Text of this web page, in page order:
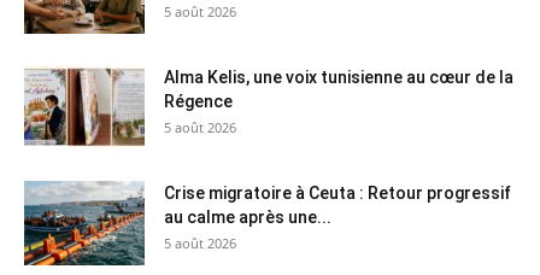
5 août 2026
Alma Kelis, une voix tunisienne au cœur de la
Régence
5 août 2026
Crise migratoire à Ceuta : Retour progressif
au calme après une...
5 août 2026